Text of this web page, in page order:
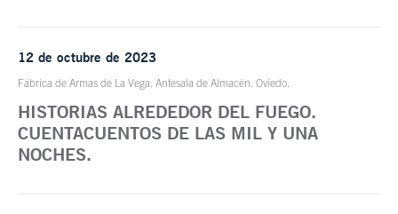
12 de octubre de 2023
Fábrica de Armas de La Vega. Antesala de Almacén. Oviedo.
HISTORIAS ALREDEDOR DEL FUEGO.
CUENTACUENTOS DE LAS MIL Y UNA
NOCHES.